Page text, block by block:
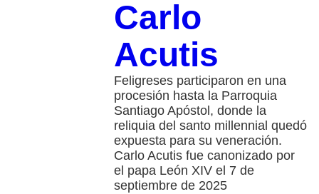
Carlo
Acutis
Feligreses participaron en una
procesión hasta la Parroquia
Santiago Apóstol, donde la
reliquia del santo millennial quedó
expuesta para su veneración.
Carlo Acutis fue canonizado por
el papa León XIV el 7 de
septiembre de 2025